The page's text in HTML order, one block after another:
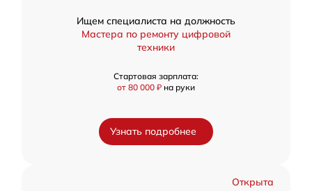
Ищем специалиста на должность
Мастера по ремонту цифровой
техники
Стартовая зарплата:
от 80 000 ₽ на руки
Узнать подробнее
Открыта